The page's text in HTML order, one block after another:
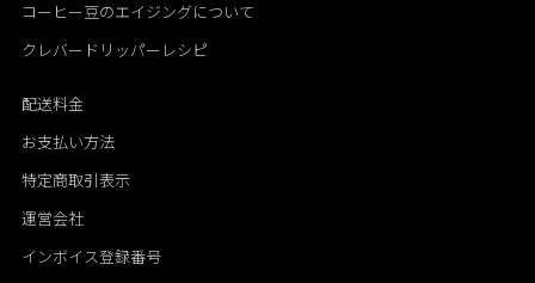
コーヒー豆のエイジングについて
クレバードリッパーレシピ
配送料金
お支払い方法
特定商取引表示
運営会社
インボイス登録番号